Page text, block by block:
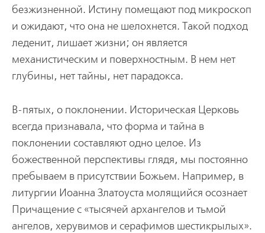
безжизненной. Истину помещают под микроскоп
и ожидают, что она не шелохнется. Такой подход
леденит, лишает жизни; он является
механистическим и поверхностным. В нем нет
глубины, нет тайны, нет парадокса.
В-пятых, о поклонении. Историческая Церковь
всегда признавала, что форма и тайна в
поклонении составляют одно целое. Из
божественной перспективы глядя, мы постоянно
пребываем в присутствии Божьем. Например, в
литургии Иоанна Златоуста молящийся осознает
Причащение с «тысячей архангелов и тьмой
ангелов, херувимов и серафимов шестикрылых».